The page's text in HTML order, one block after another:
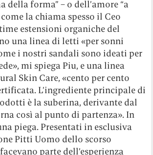
della forma” – o dell’amore “a
la chiama spesso il Ceo
estensioni organiche del
una linea di letti «per sonni
i nostri sandali sono ideati per
mi spiega Piu, e una linea
Skin Care, «cento per cento
L’ingrediente principale di
è la suberina, derivante dal
così al punto di partenza». In
piega. Presentati in esclusiva
Pitti Uomo dello scorso
parte dell’esperienza